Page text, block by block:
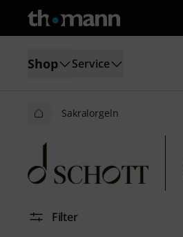
Shop Service
Sakralorgeln
Filter